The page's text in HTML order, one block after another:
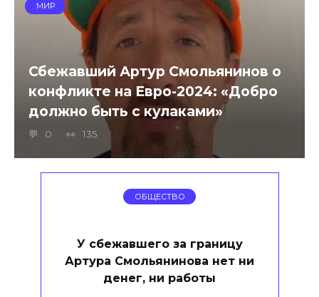
МИР
Сбежавший Артур Смольянинов о
конфликте на Евро-2024: «Добро
должно быть с кулаками»
0 135
ОБЩЕСТВО
У сбежавшего за границу
Артура Смольянинова нет ни
денег, ни работы